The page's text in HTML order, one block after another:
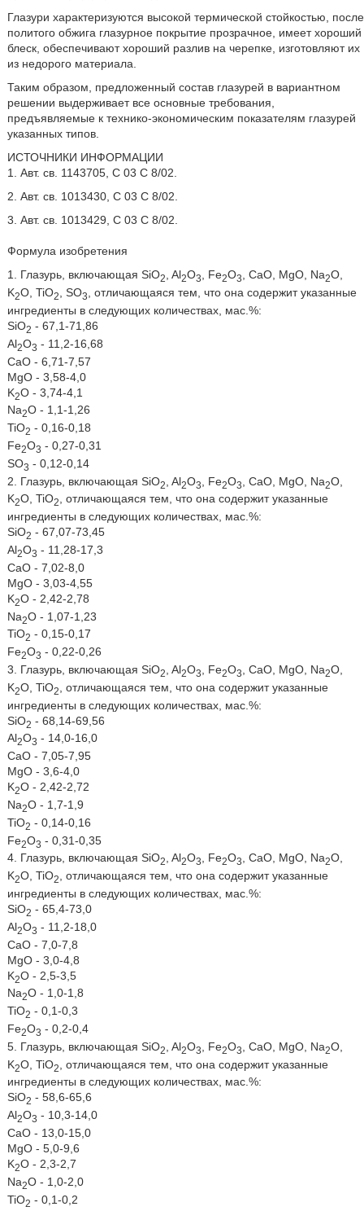
Глазури характеризуются высокой термической стойкостью, после
политого обжига глазурное покрытие прозрачное, имеет хороший
блеск, обеспечивают хороший разлив на черепке, изготовляют их
из недорого материала.
Таким образом, предложенный состав глазурей в вариантном
решении выдерживает все основные требования,
предъявляемые к технико-экономическим показателям глазурей
указанных типов.
ИСТОЧНИКИ ИНФОРМАЦИИ
1. Авт. св. 1143705, С 03 С 8/02.
2. Авт. св. 1013430, С 03 С 8/02.
3. Авт. св. 1013429, С 03 С 8/02.
Формула изобретения
1. Глазурь, включающая SiO2, Al2O3, Fe2O3, CaO, MgO, Na2O,
K2O, TiO2, SO3, отличающаяся тем, что она содержит указанные
ингредиенты в следующих количествах, мас.%:
SiO2 - 67,1-71,86
Al2O3 - 11,2-16,68
CaO - 6,71-7,57
MgO - 3,58-4,0
K2O - 3,74-4,1
Na2O - 1,1-1,26
TiO2 - 0,16-0,18
Fe2O3 - 0,27-0,31
SO3 - 0,12-0,14
2. Глазурь, включающая SiO2 , Al2O3 , Fe2O3 , CaO, MgO, Na2O,
K2O, TiO2, отличающаяся тем, что она содержит указанные
ингредиенты в следующих количествах, мас.%:
SiO2 - 67,07-73,45
Al2O3 - 11,28-17,3
CaO - 7,02-8,0
MgO - 3,03-4,55
K2O - 2,42-2,78
Na2O - 1,07-1,23
TiO2 - 0,15-0,17
Fe2O3 - 0,22-0,26
3. Глазурь, включающая SiO2 , Al2O3 , Fe2O3 , CaO, MgO, Na2O,
K2O, TiO2
, отличающаяся тем, что она содержит указанные
ингредиенты в следующих количествах, мас.%:
SiO2 - 68,14-69,56
Al2O3 - 14,0-16,0
CaO - 7,05-7,95
MgO - 3,6-4,0
K2O - 2,42-2,72
Na2O - 1,7-1,9
TiO2 - 0,14-0,16
Fe2O3 - 0,31-0,35
4. Глазурь, включающая SiO2, Al2O3, Fe2O3, CaO, MgO, Na2O,
K2O, TiO2, отличающаяся тем, что она содержит указанные
ингредиенты в следующих количествах, мас.%:
SiO2 - 65,4-73,0
Al2O3 - 11,2-18,0
CaO - 7,0-7,8
MgO - 3,0-4,8
K2O - 2,5-3,5
Na2O - 1,0-1,8
TiO2 - 0,1-0,3
Fe2O3 - 0,2-0,4
5. Глазурь, включающая SiO2 , Al2O3 , Fe2O3 , CaO, MgO, Na2O,
K2O, TiO2
, отличающаяся тем, что она содержит указанные
ингредиенты в следующих количествах, мас.%:
SiO2 - 58,6-65,6
Al2O3 - 10,3-14,0
CaO - 13,0-15,0
MgO - 5,0-9,6
K2O - 2,3-2,7
Na2O - 1,0-2,0
TiO2 - 0,1-0,2